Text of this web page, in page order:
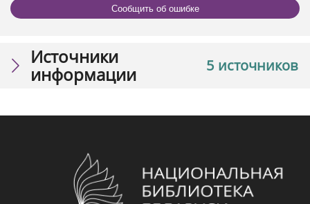
Сообщить об ошибке
5 источников
Источники
информации